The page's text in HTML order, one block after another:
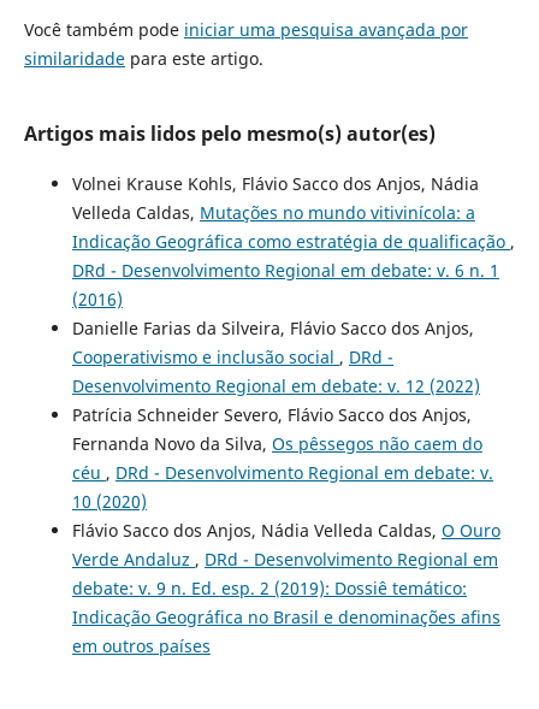
Você também pode iniciar uma pesquisa avançada por
similaridadepara este artigo.
Artigos mais lidos pelo mesmo(s) autor(es)
Volnei Krause Kohls, Flávio Sacco dos Anjos, Nádia
Velleda Caldas, Mutações no mundo vitivinícola: a
Indicação Geográfica como estratégia de qualificação ,
DRd - Desenvolvimento Regional em debate: v. 6 n. 1
(2016)
Danielle Farias da Silveira, Flávio Sacco dos Anjos,
Cooperativismo e inclusão social , DRd -
Desenvolvimento Regional em debate: v. 12 (2022)
Patrícia Schneider Severo, Flávio Sacco dos Anjos,
Fernanda Novo da Silva, Os pêssegos não caem do
céu , DRd - Desenvolvimento Regional em debate: v.
10 (2020)
Flávio Sacco dos Anjos, Nádia Velleda Caldas, O Ouro
Verde Andaluz , DRd - Desenvolvimento Regional em
debate: v. 9 n. Ed. esp. 2 (2019): Dossiê temático:
Indicação Geográfica no Brasil e denominações afins
em outros paí­ses